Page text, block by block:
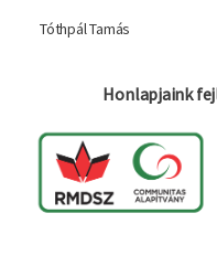
Tóthpál Tamás
Honlapjaink